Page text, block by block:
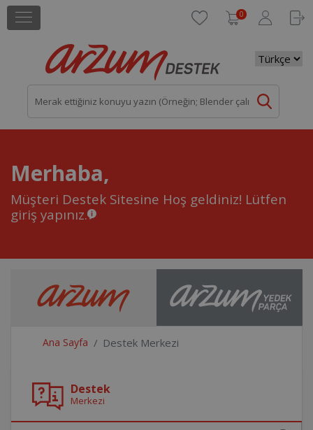
0
Merhaba,
Müşteri Destek Sitesine Hoş geldiniz! Lütfen
giriş yapınız.
Ana Sayfa Destek Merkezi
Destek
Merkezi